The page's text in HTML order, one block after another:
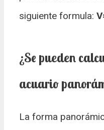
siguiente formula:
¿Se pueden
acuario
La forma